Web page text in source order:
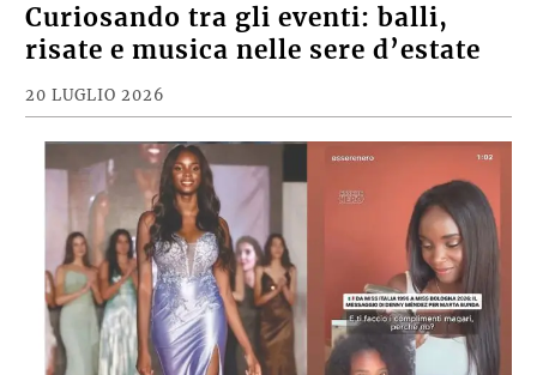
Curiosando tra gli eventi: balli,
risate e musica nelle sere d’estate
20 LUGLIO 2026